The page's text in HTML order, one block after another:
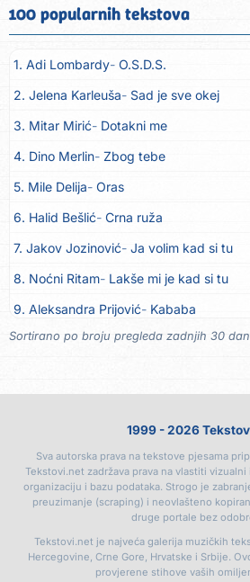
10. Tereza Kesovija Da li ću moći
11. Lidija Bačić Neka se vino toči
12. Karin Kuljanić Nisi zavridel
13. Tamara Brusić Nigdi ni lipo ko doma
14. Tamara Brusić Biž´mo ća
15. Rusko Richie Bila si, bila
16. Rusko Richie Ti i ja
17. Azra Husarkić Ako treba
18. Azra Husarkić Ljubavnice
19. Azra Husarkić Zakon jačeg
20. Azra Husarkić Premalo
21. Azra Husarkić Omađijana
Oče i majko
25. Azra Husarkić Malo ja, malo ti
26. Alen Hasanović Fanatik
27. Husnija Mešaljić - Hule
28. In Vivo Brunello
100 popularnih tekstova
1. Adi Lombardy O.S.D.S.
2. Jelena Karleuša Sad je sve okej
3. Mitar Mirić Dotakni me
4. Dino Merlin Zbog tebe
5. Mile Delija Oras
6. Halid Bešlić Crna ruža
7. Jakov Jozinović Ja volim kad si tu
8. Noćni Ritam Lakše mi je kad si tu
9. Aleksandra Prijović Kababa
10. Halid Bešlić Ljiljani
Rekla si mi
14. Karlo! Mon amour
15. Vesna Zmijanac Ovo u grudima
16. Džej Ramadanovski Ova mačka do
17. Amira Medunjanin Pjevat ćemo šta
Sortirano po broju pregleda zadnjih 30
1999 - 2026
Sva autorska prava na tekstove pjesama
Tekstovi.net zadržava prava na vlastiti
organizaciju i bazu podataka. Strogo je
preuzimanje (scraping) i neovlašteno
druge portale bez
Tekstovi.net je najveća galerija muzičkih
Hercegovine, Crne Gore, Hrvatske i Srbije.
provjerene stihove vaših